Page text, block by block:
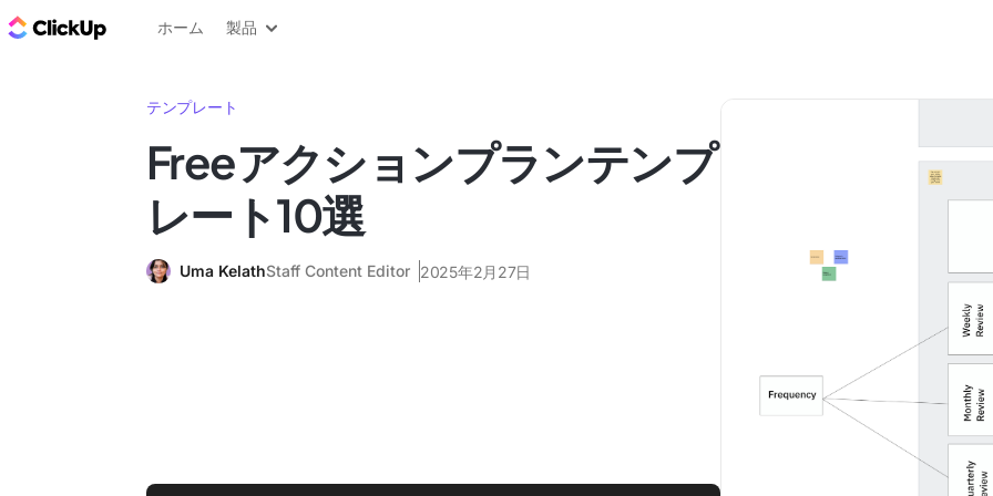
ClickUp ブログ
ホーム 製品
テンプレート
Freeアクションプランテンプ
レート10選
Uma KelathStaff Content Editor 2025年2月27日